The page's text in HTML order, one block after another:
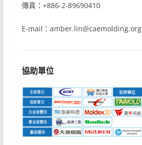
傳真：+886-2-89690410
E-mail：amber.lin@caemolding.org
協助單位